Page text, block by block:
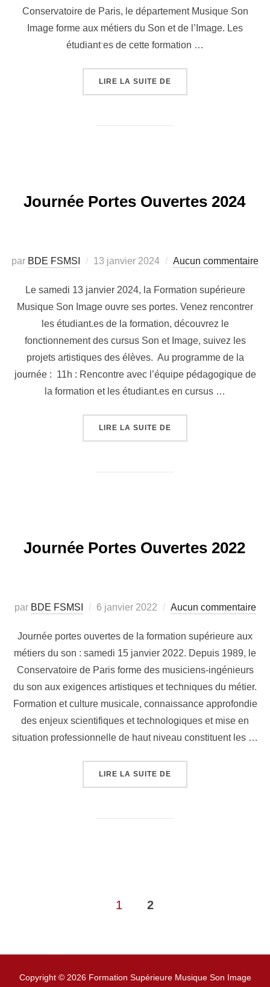
Conservatoire de Paris, le département Musique Son
Image forme aux métiers du Son et de l’Image. Les
étudiantˑes de cette formation …
LIRE LA SUITE DE
Journée Portes Ouvertes 2024
par BDE FSMSI
Publié
13 janvier 2024 Aucun commentaire
Le samedi 13 janvier 2024, la Formation supérieure
Musique Son Image ouvre ses portes. Venez rencontrer
les étudiant.es de la formation, découvrez le
fonctionnement des cursus Son et Image, suivez les
projets artistiques des élèves. Au programme de la
journée : 11h : Rencontre avec l’équipe pédagogique de
la formation et les étudiant.es en cursus …
LIRE LA SUITE DE
Journée Portes Ouvertes 2022
par BDE FSMSI
Publié
6 janvier 2022 Aucun commentaire
Journée portes ouvertes de la formation supérieure aux
métiers du son : samedi 15 janvier 2022. Depuis 1989, le
Conservatoire de Paris forme des musiciens-ingénieurs
du son aux exigences artistiques et techniques du métier.
Formation et culture musicale, connaissance approfondie
des enjeux scientifiques et technologiques et mise en
situation professionnelle de haut niveau constituent les …
LIRE LA SUITE DE
1 2
Copyright © 2026 Formation Supérieure Musique Son Image